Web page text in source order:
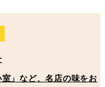
」など、名店の味をお